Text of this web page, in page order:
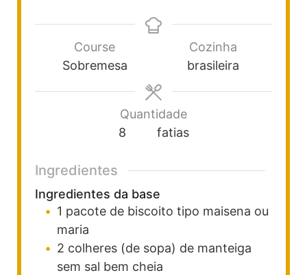
Course
Sobremesa
Cozinha
brasileira
Quantidade
8
fatias
Ingredientes
Ingredientes da base
1 pacote de biscoito tipo maisena ou
maria
2 colheres (de sopa) de manteiga
sem sal bem cheia